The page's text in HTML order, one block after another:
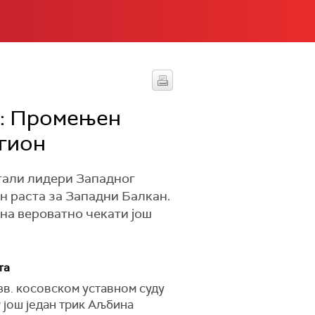
Промењен
лидери Западног
раста за Западни Балкан.
вероватно чекати још
косовском уставном суду
још један трик Аљбина